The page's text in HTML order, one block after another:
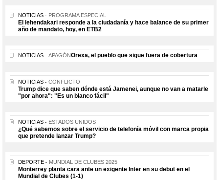
NOTICIAS PROGRAMA ESPECIAL
El lehendakari responde a la ciudadanía y hace balance de su primer
año de mandato, hoy, en ETB2
NOTICIAS APAGÓNOrexa, el pueblo que sigue fuera de cobertura
NOTICIAS CONFLICTO
Trump dice que saben dónde está Jamenei, aunque no van a matarle
"por ahora": "Es un blanco fácil"
NOTICIAS ESTADOS UNIDOS
¿Qué sabemos sobre el servicio de telefonía móvil con marca propia
que pretende lanzar Trump?
DEPORTE MUNDIAL DE CLUBES 2025
Monterrey planta cara ante un exigente Inter en su debut en el
Mundial de Clubes (1-1)